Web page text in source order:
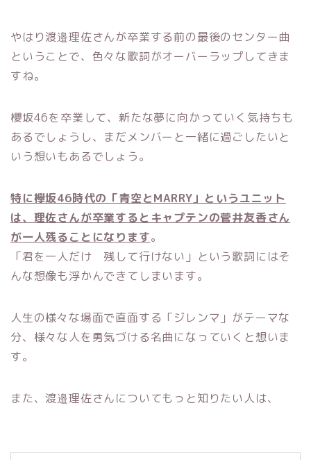
やはり渡邉理佐さんが卒業する前の最後のセンター曲
ということで、色々な歌詞がオーバーラップしてきま
すね。
櫻坂46を卒業して、新たな夢に向かっていく気持ちも
あるでしょうし、まだメンバーと一緒に過ごしたいと
いう想いもあるでしょう。
特に欅坂46時代の「青空とMARRY」というユニット
は、理佐さんが卒業するとキャプテンの菅井友香さん
が一人残ることになります。
「君を一人だけ 残して行けない」という歌詞にはそ
んな想像も浮かんできてしまいます。
人生の様々な場面で直面する「ジレンマ」がテーマな
分、様々な人を勇気づける名曲になっていくと想いま
す。
また、渡邉理佐さんについてもっと知りたい人は、